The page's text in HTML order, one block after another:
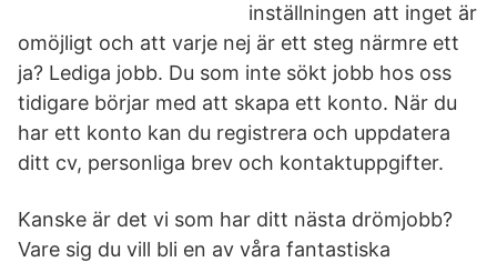
inställningen att inget är
omöjligt och att varje nej är ett steg närmre ett
ja? Lediga jobb. Du som inte sökt jobb hos oss
tidigare börjar med att skapa ett konto. När du
har ett konto kan du registrera och uppdatera
ditt cv, personliga brev och kontaktuppgifter.
Kanske är det vi som har ditt nästa drömjobb?
Vare sig du vill bli en av våra fantastiska